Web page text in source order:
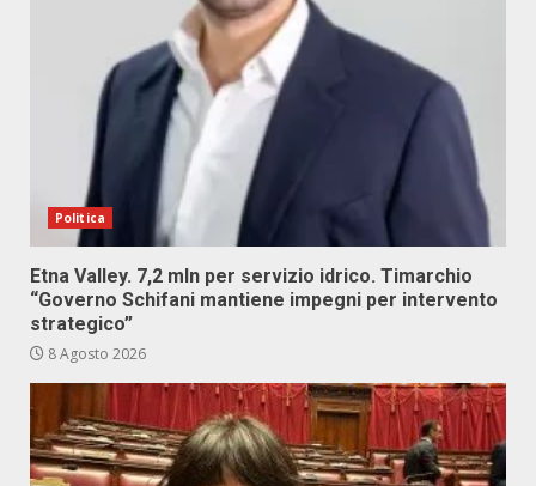
Politica
Etna Valley. 7,2 mln per servizio idrico. Timarchio
“Governo Schifani mantiene impegni per intervento
strategico”
8 Agosto 2026